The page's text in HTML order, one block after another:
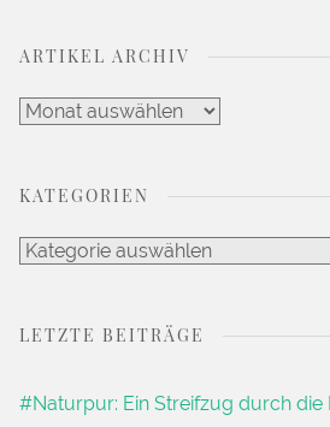
ARTIKEL ARCHIV
Artikel
KATEGORIEN
Kategorien
LETZTE BEITRÄGE
#Naturpur: Ein Streifzug durch